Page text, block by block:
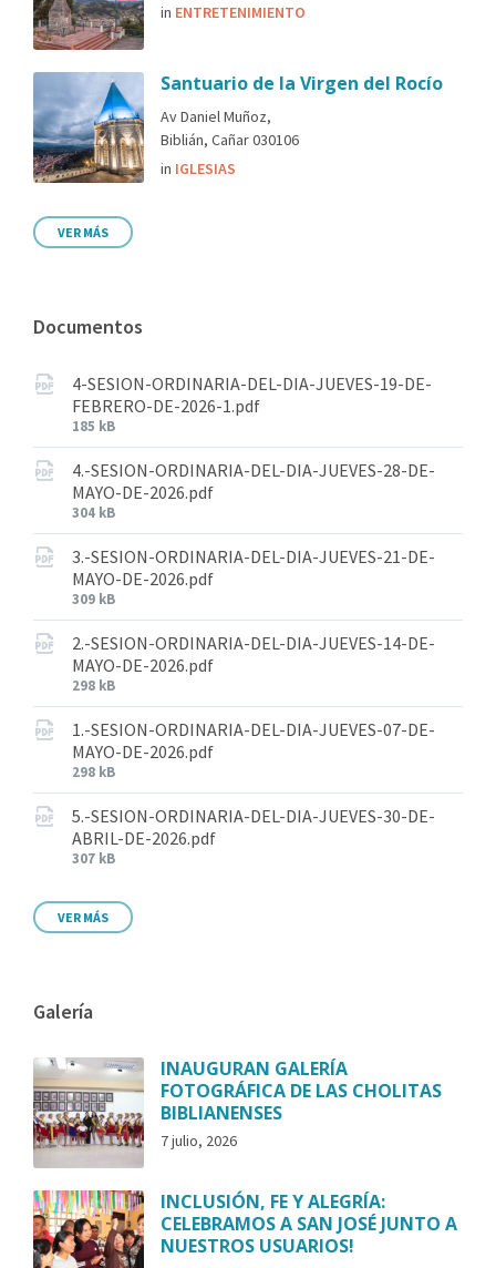
in ENTRETENIMIENTO
Santuario de la Virgen del Rocío
Av Daniel Muñoz,
Biblián, Cañar 030106
in IGLESIAS
VER MÁS
Documentos
4-SESION-ORDINARIA-DEL-DIA-JUEVES-19-DE-
FEBRERO-DE-2026-1.pdf
185 kB
4.-SESION-ORDINARIA-DEL-DIA-JUEVES-28-DE-
MAYO-DE-2026.pdf
304 kB
3.-SESION-ORDINARIA-DEL-DIA-JUEVES-21-DE-
MAYO-DE-2026.pdf
309 kB
2.-SESION-ORDINARIA-DEL-DIA-JUEVES-14-DE-
MAYO-DE-2026.pdf
298 kB
1.-SESION-ORDINARIA-DEL-DIA-JUEVES-07-DE-
MAYO-DE-2026.pdf
298 kB
5.-SESION-ORDINARIA-DEL-DIA-JUEVES-30-DE-
ABRIL-DE-2026.pdf
307 kB
VER MÁS
Galería
INAUGURAN GALERÍA
FOTOGRÁFICA DE LAS CHOLITAS
BIBLIANENSES
7 julio, 2026
INCLUSIÓN, FE Y ALEGRÍA:
CELEBRAMOS A SAN JOSÉ JUNTO A
NUESTROS USUARIOS!